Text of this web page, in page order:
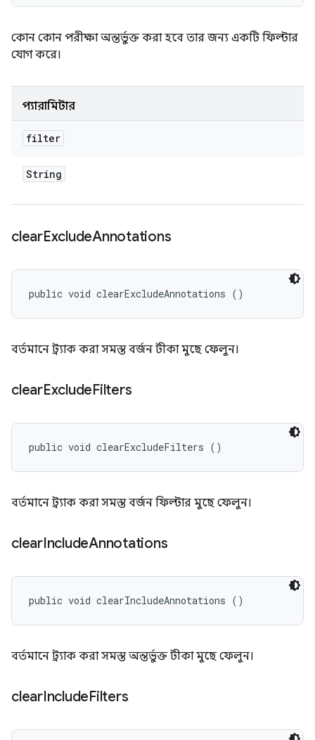
কোন কোন পরীক্ষা অন্তর্ভুক্ত করা হবে তার জন্য একটি ফিল্টার
যোগ করে।
প্যারামিটার
filter
String
clearExcludeAnnotations
public void clearExcludeAnnotations ()
বর্তমানে ট্র্যাক করা সমস্ত বর্জন টীকা মুছে ফেলুন।
clearExcludeFilters
public void clearExcludeFilters ()
বর্তমানে ট্র্যাক করা সমস্ত বর্জন ফিল্টার মুছে ফেলুন।
clearIncludeAnnotations
public void clearIncludeAnnotations ()
বর্তমানে ট্র্যাক করা সমস্ত অন্তর্ভুক্ত টীকা মুছে ফেলুন।
clearIncludeFilters